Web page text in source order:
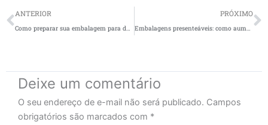
Prev
ANTERIOR
Como preparar sua embalagem para datas sazonais e aumentar suas vendas
PRÓXIMO
Embalagens presenteáveis: como aumentar o valor percebido do seu produto
Deixe um comentário
O seu endereço de e-mail não será publicado. Campos
obrigatórios são marcados com *